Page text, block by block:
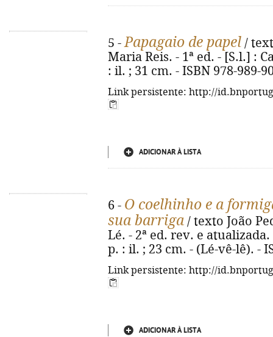
5 -Papagaio de papel /
Maria Reis. - 1ª ed. - [S.l.] :
: il. ; 31 cm. - ISBN 978-989-
Link persistente: http://
ADICIONAR À LISTA
6 - O coelhinho e a
sua barriga / texto João
Lé. - 2ª ed. rev. e
p. : il. ; 23 cm. - (Lé-vê-lê). -
Link persistente: http://
ADICIONAR À LISTA